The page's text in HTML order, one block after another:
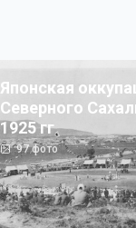
Японская
Северного
1925 гг
97фото